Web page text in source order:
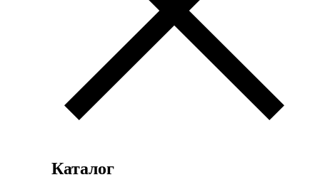
Каталог